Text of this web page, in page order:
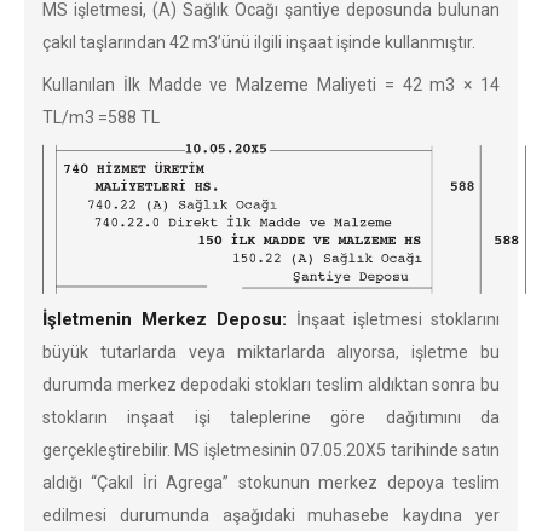
MS işletmesi, (A) Sağlık Ocağı şantiye deposunda bulunan
çakıl taşlarından 42 m3’ünü ilgili inşaat işinde kullanmıştır.
Kullanılan İlk Madde ve Malzeme Maliyeti = 42 m3 × 14
TL/m3 =588 TL
İşletmenin Merkez Deposu:
İnşaat işletmesi stoklarını
büyük tutarlarda veya miktarlarda alıyorsa, işletme bu
durumda merkez depodaki stokları teslim aldıktan sonra bu
stokların inşaat işi taleplerine göre dağıtımını da
gerçekleştirebilir. MS işletmesinin 07.05.20X5 tarihinde satın
aldığı “Çakıl İri Agrega” stokunun merkez depoya teslim
edilmesi durumunda aşağıdaki muhasebe kaydına yer